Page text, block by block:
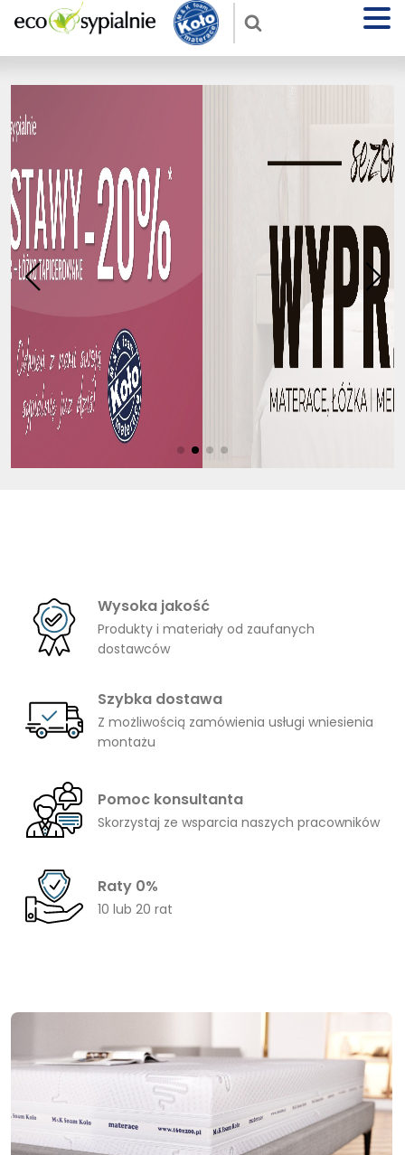
Wysoka jakość
Produkty i materiały od zaufanych
dostawców
Szybka dostawa
Z możliwością zamówienia usługi wniesienia
montażu
Pomoc konsultanta
Skorzystaj ze wsparcia naszych pracowników
Raty 0%
10 lub 20 rat